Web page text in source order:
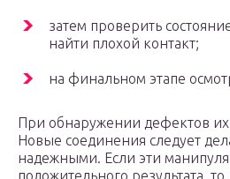
затем проверить
найти плохой контакт;
на финальном этапе
При обнаружении дефектов их
Новые соединения следует
надежными. Если эти
положительного результата,